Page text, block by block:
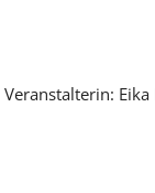
Veranstalterin: Eika